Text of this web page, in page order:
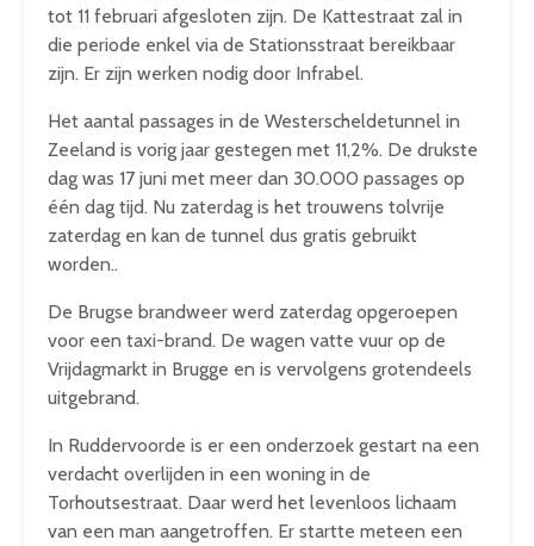
tot 11 februari afgesloten zijn. De Kattestraat zal in
die periode enkel via de Stationsstraat bereikbaar
zijn. Er zijn werken nodig door Infrabel.
Het aantal passages in de Westerscheldetunnel in
Zeeland is vorig jaar gestegen met 11,2%. De drukste
dag was 17 juni met meer dan 30.000 passages op
één dag tijd. Nu zaterdag is het trouwens tolvrije
zaterdag en kan de tunnel dus gratis gebruikt
worden..
De Brugse brandweer werd zaterdag opgeroepen
voor een taxi-brand. De wagen vatte vuur op de
Vrijdagmarkt in Brugge en is vervolgens grotendeels
uitgebrand.
In Ruddervoorde is er een onderzoek gestart na een
verdacht overlijden in een woning in de
Torhoutsestraat. Daar werd het levenloos lichaam
van een man aangetroffen. Er startte meteen een